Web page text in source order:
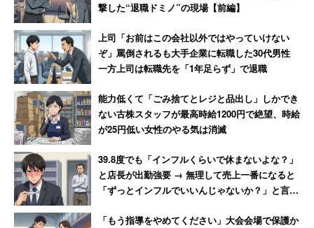
撃した“退職ドミノ”の現場【前編】
上司「お前はこの会社以外ではやっていけない
ぞ」罵倒されるも大手企業に転職した30代男性
一方上司は転職先を「1年足らず」で退職
能力低くて「ごみ捨てとレジと品出し」しかでき
ない古株スタッフが最高時給1200円で絶望、時給
が25円低い女性のやる気は消滅
39.8度でも「インフルくらいで休まないよな？」
と店長が出勤強要 → 無理して売上一番になると
「ずっとインフルでいいんじゃないか？」と言わ
「もう指導をやめてください」大会会場で保護か